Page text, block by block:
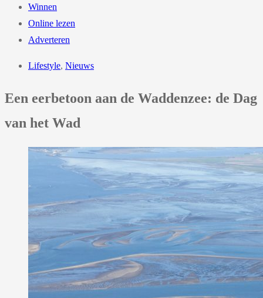
Winnen
Online lezen
Adverteren
Lifestyle, Nieuws
Een eerbetoon aan de Waddenzee: de Dag
van het Wad